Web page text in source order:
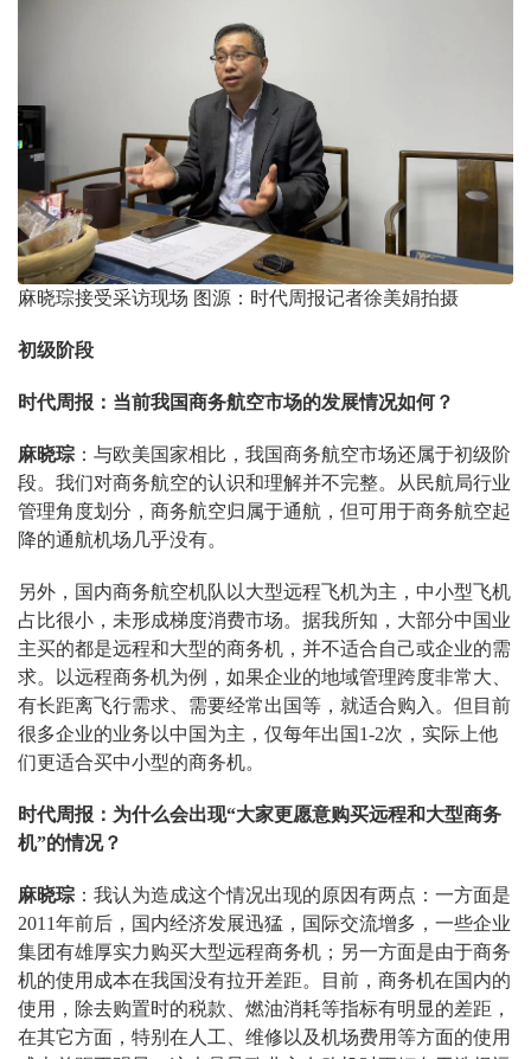
麻晓琮接受采访现场 图源：时代周报记者徐美娟拍摄
初级阶段
时代周报：当前我国商务航空市场的发展情况如何？
麻晓琮 ：与欧美国家相比，我国商务航空市场还属于初级阶
段。我们对商务航空的认识和理解并不完整。从民航局行业
管理角度划分，商务航空归属于通航，但可用于商务航空起
降的通航机场几乎没有。
另外，国内商务航空机队以大型远程飞机为主，中小型飞机
占比很小，未形成梯度消费市场。据我所知，大部分中国业
主买的都是远程和大型的商务机，并不适合自己或企业的需
求。以远程商务机为例，如果企业的地域管理跨度非常大、
有长距离飞行需求、需要经常出国等，就适合购入。但目前
很多企业的业务以中国为主，仅每年出国1-2次，实际上他
们更适合买中小型的商务机。
时代周报：为什么会出现“大家更愿意购买远程和大型商务
机”的情况？
麻晓琮 ：我认为造成这个情况出现的原因有两点：一方面是
2011年前后，国内经济发展迅猛，国际交流增多，一些企业
集团有雄厚实力购买大型远程商务机；另一方面是由于商务
机的使用成本在我国没有拉开差距。目前，商务机在国内的
使用，除去购置时的税款、燃油消耗等指标有明显的差距，
在其它方面，特别在人工、维修以及机场费用等方面的使用